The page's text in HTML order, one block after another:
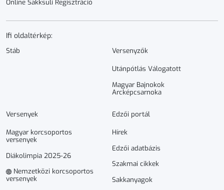
Online Sakksuli Regisztráció
Ifi oldaltérkép:
Stáb Versenyzők
Utánpótlás Válogatott
Magyar Bajnokok
Arcképcsarnoka
Versenyek
Magyar korcsoportos
versenyek
Diákolimpia 2025-26
Nemzetközi korcsoportos
versenyek
Edzői portál
Hírek
Edzői adatbázis
Szakmai cikkek
Sakkanyagok